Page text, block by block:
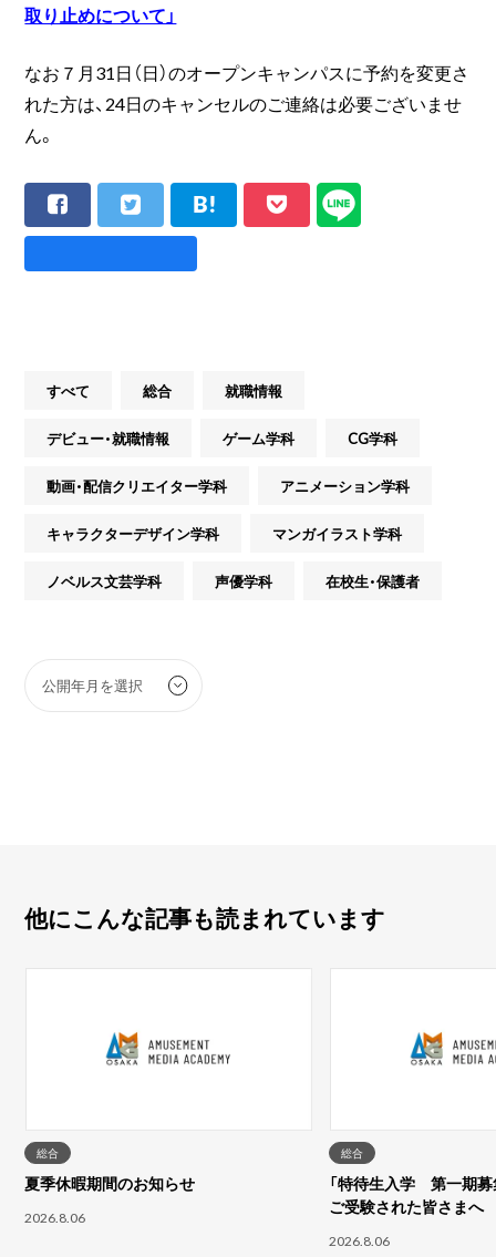
取り止めについて」
なお７月31日（日）のオープンキャンパスに予約を変更さ
れた方は、24日のキャンセルのご連絡は必要ございませ
ん。
すべて 総合 就職情報
デビュー・就職情報 ゲーム学科 CG学科
動画・配信クリエイター学科 アニメーション学科
キャラクターデザイン学科 マンガイラスト学科
ノベルス文芸学科 声優学科 在校生・保護者
他にこんな記事も読まれています
総合
夏季休暇期間のお知らせ
2026.8.06
総合
「特待生入学 第一期募
ご受験された皆さまへ
2026.8.06